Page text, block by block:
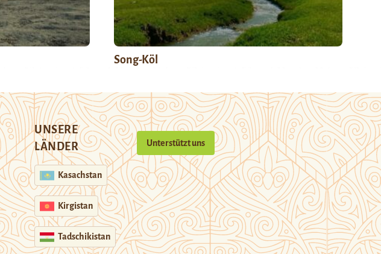
Song-Köl
UNSERE
LÄNDER
Kasachstan
Kirgistan
Tadschikistan
Unterstützt uns